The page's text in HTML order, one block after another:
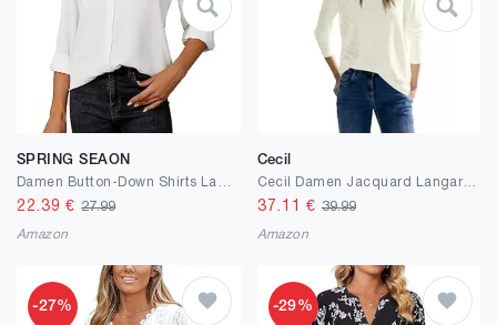
SPRING SEAON
22.39 €27.99
Amazon
Cecil
Cecil Damen Jacquard Langarmshirt
37.11 € 39.99
Amazon
-27% -29%